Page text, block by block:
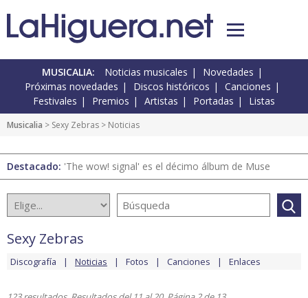
MUSICALIA: Noticias musicales
Novedades
Próximas novedades
Discos históricos
Canciones
Festivales
Premios Artistas Portadas Listas
Musicalia > Sexy Zebras > Noticias
Destacado: 'The wow! signal' es el décimo álbum de Muse
Sexy Zebras
Discografía Noticias Fotos Canciones Enlaces